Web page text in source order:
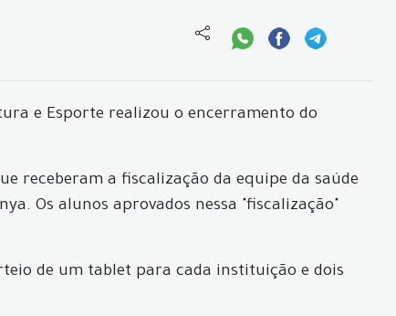
e Esporte realizou o encerramento do
receberam a fiscalização da equipe da saúde
Os alunos aprovados nessa "fiscalização"
de um tablet para cada instituição e dois